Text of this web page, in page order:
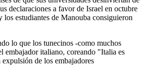
declaraciones a favor de Israel en octubre
los estudiantes de Manouba consiguieron
lo que los tunecinos -como muchos
embajador italiano, coreando "Italia es
de los embajadores